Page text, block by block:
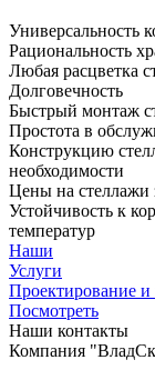
Универсальность
Рациональность
Любая расцветка
Долговечность
Быстрый монтаж
Простота в
Конструкцию
необходимости
Цены на стеллажи
Устойчивость к
температур
Наши
Услуги
Проектирование и
Посмотреть
Наши контакты
Компания